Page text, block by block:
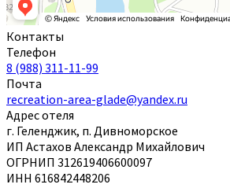
Контакты
Телефон
8 (988) 311-11-99
Почта
recreation-area-glade@yandex.ru
Адрес отеля
г. Геленджик, п. Дивноморское
ИП Астахов Александр Михайлович
ОГРНИП 312619406600097
ИНН 616842448206